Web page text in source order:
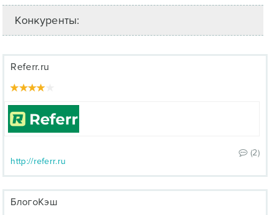
Конкуренты:
Referr.ru
(2)
http://referr.ru
БлогоКэш